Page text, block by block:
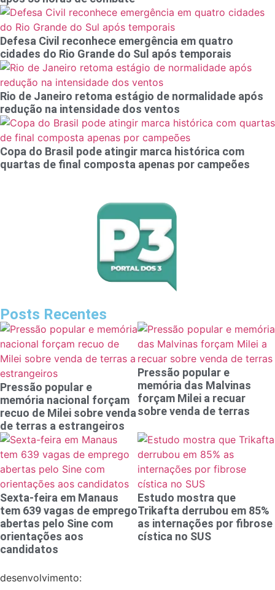
Defesa Civil reconhece emergência em quatro
cidades do Rio Grande do Sul após temporais
Rio de Janeiro retoma estágio de normalidade após
redução na intensidade dos ventos
Copa do Brasil pode atingir marca histórica com
quartas de final composta apenas por campeões
Posts Recentes
Pressão popular e
memória nacional forçam
recuo de Milei sobre venda
de terras a estrangeiros
Pressão popular e
memória das Malvinas
forçam Milei a recuar
sobre venda de terras
Sexta-feira em Manaus
tem 639 vagas de emprego
abertas pelo Sine com
orientações aos
candidatos
Estudo mostra que
Trikafta derrubou em 85%
as internações por fibrose
cística no SUS
desenvolvimento: